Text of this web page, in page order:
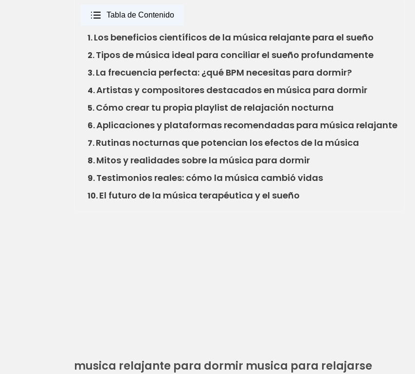
Tabla de Contenido
1.Los beneficios científicos de la música relajante para el sueño
2.Tipos de música ideal para conciliar el sueño profundamente
3.La frecuencia perfecta: ¿qué BPM necesitas para dormir?
4.Artistas y compositores destacados en música para dormir
5.Cómo crear tu propia playlist de relajación nocturna
6.Aplicaciones y plataformas recomendadas para música relajante
7.Rutinas nocturnas que potencian los efectos de la música
8.Mitos y realidades sobre la música para dormir
9.Testimonios reales: cómo la música cambió vidas
10.El futuro de la música terapéutica y el sueño
musica relajante para dormir musica para relajarse